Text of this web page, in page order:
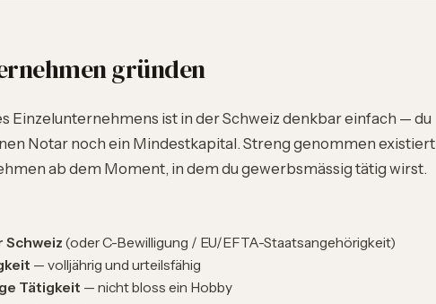
gründen
Einzelunternehmens ist in der Schweiz denkbar einfach — du
Notar noch ein Mindestkapital. Streng genommen existiert
ab dem Moment, in dem du gewerbsmässig tätig wirst.
Schweiz (oder C-Bewilligung / EU/EFTA-Staatsangehörigkeit)
— volljährig und urteilsfähig
Tätigkeit — nicht bloss ein Hobby